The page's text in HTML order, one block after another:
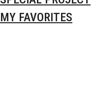
MY FAVORITES